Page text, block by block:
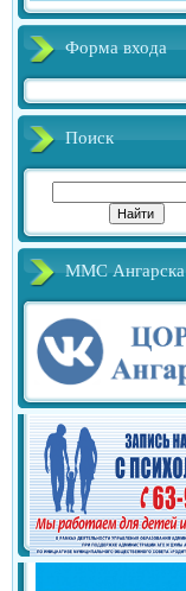
Форма входа
Поиск
ММС Ангарска